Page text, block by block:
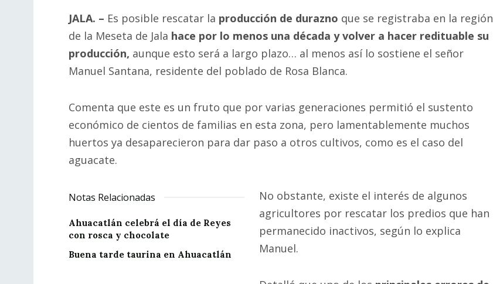
JALA. – Es posible rescatar la producción de durazno que se registraba en la región
de la Meseta de Jala hace por lo menos una década y volver a hacer redituable su
producción, aunque esto será a largo plazo… al menos así lo sostiene el señor
Manuel Santana, residente del poblado de Rosa Blanca.
Comenta que este es un fruto que por varias generaciones permitió el sustento
económico de cientos de familias en esta zona, pero lamentablemente muchos
huertos ya desaparecieron para dar paso a otros cultivos, como es el caso del
aguacate.
Notas Relacionadas
Ahuacatlán celebrá el día de Reyes
con rosca y chocolate
Buena tarde taurina en Ahuacatlán
No obstante, existe el interés de algunos
agricultores por rescatar los predios que han
permanecido inactivos, según lo explica
Manuel.